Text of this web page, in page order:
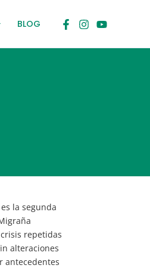
BLOG
la segunda
repetidas
alteraciones
antecedentes